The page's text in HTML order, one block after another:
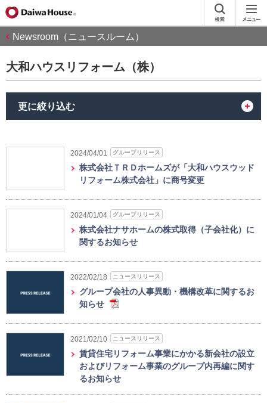
Newsroom（ニュースルーム）
大和ハウスリフォーム（株）
更に絞り込む
2024/04/01 グループリリース
株式会社ＴＲＤホームズが「大和ハウスウッド
リフォーム株式会社」に商号変更
2024/01/04 グループリリース
株式会社ナサホームの株式取得（子会社化）に
関するお知らせ
2022/02/18 ニュースリリース
グループ会社の人事異動・機構改革に関するお
知らせ
2021/02/10 ニュースリリース
賃貸住宅リフォーム事業にかかる新会社の設立
およびリフォーム事業のグループ内再編に関す
るお知らせ